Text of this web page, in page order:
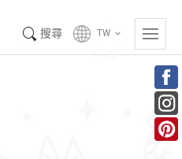
搜尋 TW keyboard_arrow_down